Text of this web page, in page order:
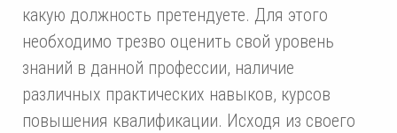
какую должность претендуете. Для этого
необходимо трезво оценить свой уровень
знаний в данной профессии, наличие
различных практических навыков, курсов
повышения квалификации. Исходя из своего